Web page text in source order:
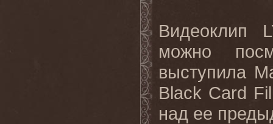
Видеоклип
можно
выступила
Black Card
над ее